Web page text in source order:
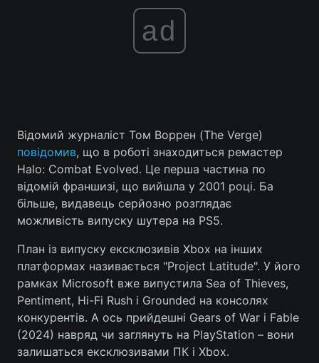
ad
Відомий журналіст Том Воррен (The Verge)
повідомив, що в роботі знаходиться ремастер
Halo: Combat Evolved. Це перша частина по
відомій франшизі, що вийшла у 2001 році. Ба
більше, видавець серйозно розглядає
можливість випуску шутера на PS5.
План із випуску ексклюзивів Xbox на інших
платформах називається "Project Latitude". У його
рамках Microsoft вже випустила Sea of Thieves,
Pentiment, Hi-Fi Rush і Grounded на консолях
конкурентів. А ось прийдешні Gears of War і Fable
(2024) навряд чи заглянуть на PlayStation – вони
залишаться ексклюзивами ПК і Xbox.